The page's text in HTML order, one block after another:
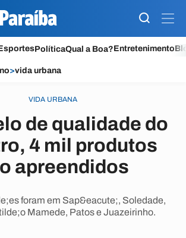
PolíticaQual a Boa?Entretenimento
>vida urbana
VIDA URBANA
de qualidade do
4 mil produtos
apreendidos
foram em Sap&eacute;, Soledade,
Mamede, Patos e Juazeirinho.